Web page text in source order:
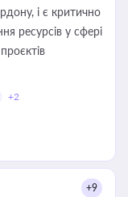
і є критично
ресурсів у сфері
+2
+9